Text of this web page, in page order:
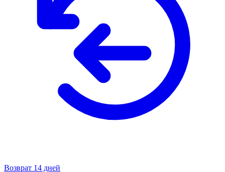
Возврат 14 дней